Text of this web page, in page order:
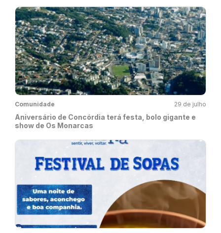
Comunidade 29 de julho
Aniversário de Concórdia terá festa, bolo gigante e
show de Os Monarcas